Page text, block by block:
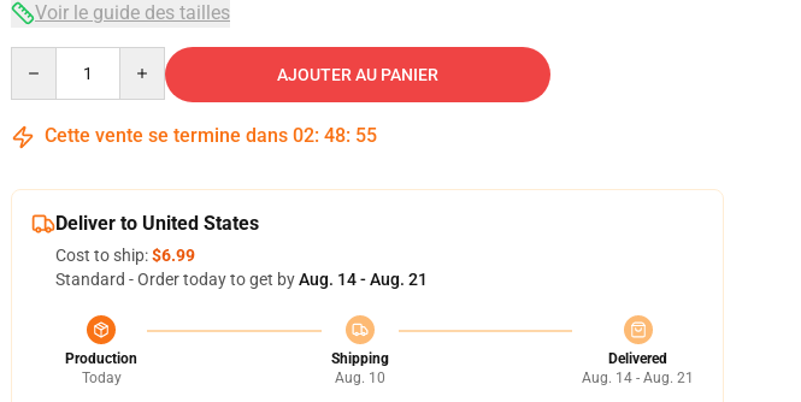
Voir le guide des tailles
AJOUTER AU PANIER
Cette vente se termine dans 02: 48: 54
Deliver to United States
Cost to ship:$6.99
Standard - Order today to get byAug. 14 - Aug. 21
Production
Today
Shipping
Aug. 10
Delivered
Aug. 14 - Aug. 21